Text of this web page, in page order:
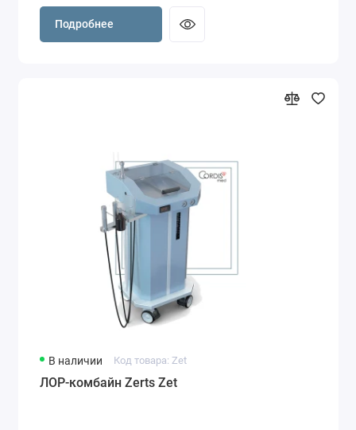
Подробнее
В наличии Код товара: Zet
ЛОР-комбайн Zerts Zet